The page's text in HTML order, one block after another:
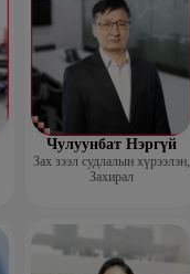
Чулуунбат Нэргүй
Зах зээл судлалын хүрээлэн,
Захирал